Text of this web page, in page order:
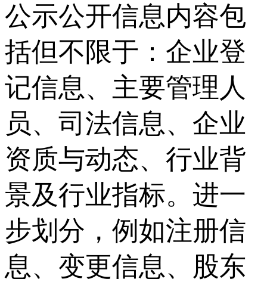
公示公开信息内容包
括但不限于：企业登
记信息、主要管理人
员、司法信息、企业
资质与动态、行业背
景及行业指标。进一
步划分，例如注册信
息、变更信息、股东